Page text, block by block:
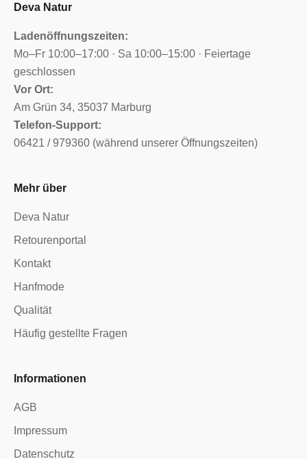
Deva Natur
Ladenöffnungszeiten:
Mo–Fr 10:00–17:00 · Sa 10:00–15:00 · Feiertage
geschlossen
Vor Ort:
Am Grün 34, 35037 Marburg
Telefon-Support:
06421 / 979360 (während unserer Öffnungszeiten)
Mehr über
Deva Natur
Retourenportal
Kontakt
Hanfmode
Qualität
Häufig gestellte Fragen
Informationen
AGB
Impressum
Datenschutz